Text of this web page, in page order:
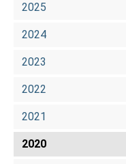
2025
2024
2023
2022
2021
2020